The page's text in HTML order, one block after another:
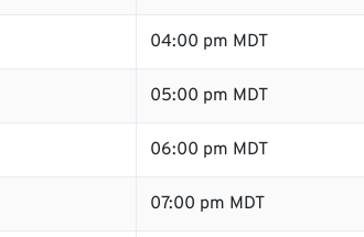
04:00 pm MDT
05:00 pm MDT
06:00 pm MDT
07:00 pm MDT